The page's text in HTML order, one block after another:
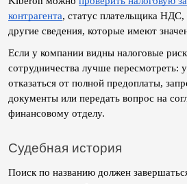
контрагента, статус плательщика НДС,
другие сведения, которые имеют
Если у компании видны налоговые
сотрудничества лучше пересмотреть:
отказаться от полной предоплаты,
документы или передать вопрос на
финансовому отделу.
Судебная история
Поиск по названию должен